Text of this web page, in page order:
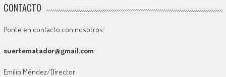
CONTACTO
Ponte en contacto con nosotros:
suertematador@gmail.com
Emilio Méndez/Director